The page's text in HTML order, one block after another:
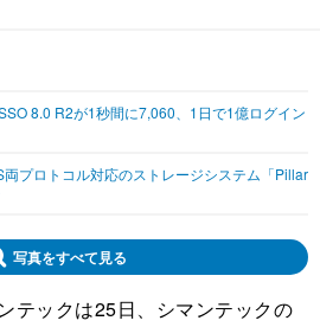
ブログ
8.0 R2が1秒間に7,060、1日で1億ログイン
プロトコル対応のストレージシステム「Pillar
写真をすべて見る
テックは25日、シマンテックの